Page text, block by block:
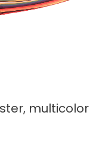
multicolor